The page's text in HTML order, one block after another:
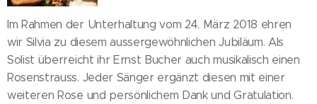
Im Rahmen der Unterhaltung vom 24. März 2018 ehren
wir Silvia zu diesem aussergewöhnlichen Jubiläum. Als
Solist überreicht ihr Ernst Bucher auch musikalisch einen
Rosenstrauss. Jeder Sänger ergänzt diesen mit einer
weiteren Rose und persönlichem Dank und Gratulation.